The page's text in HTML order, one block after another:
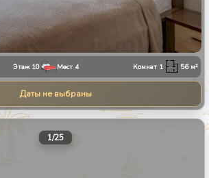
Этаж 10 Мест 4 Комнат 1 56м²
Даты не выбраны
1/25